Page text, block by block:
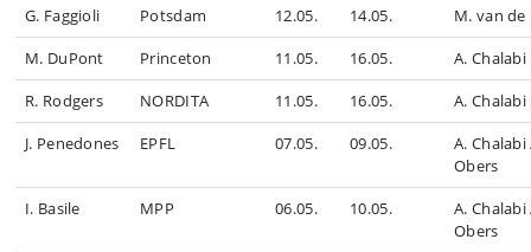
G. Faggioli Potsdam 12.05. 14.05.
M. van
M. DuPont
Princeton 11.05. 16.05.
A. Chalabi
R. Rodgers
NORDITA 11.05. 16.05.
A. Chalabi
J. Penedones
EPFL 07.05. 09.05.
A.
Obers
I. Basile
MPP 06.05. 10.05.
A.
Obers